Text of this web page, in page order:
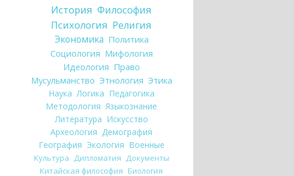
История Философия
Психология Религия
Экономика Политика
Социология Мифология
Идеология Право
Мусульманство Этнология Этика
Наука Логика Педагогика
Методология Языкознание
Литература Искусство
Археология Демография
География Экология Военные
Культура Дипломатия Документы
Китайская философия Биология